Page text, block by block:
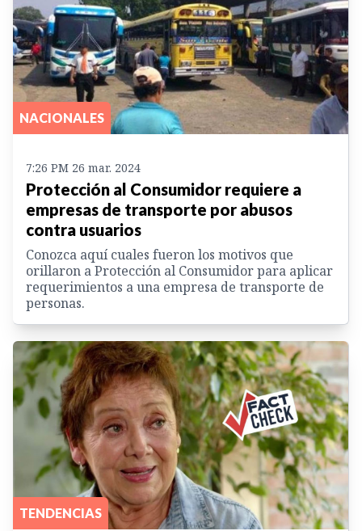
NACIONALES
7:26 PM 26 mar. 2024
Protección al Consumidor requiere a
empresas de transporte por abusos
contra usuarios
Conozca aquí cuales fueron los motivos que
orillaron a Protección al Consumidor para aplicar
requerimientos a una empresa de transporte de
personas.
TENDENCIAS